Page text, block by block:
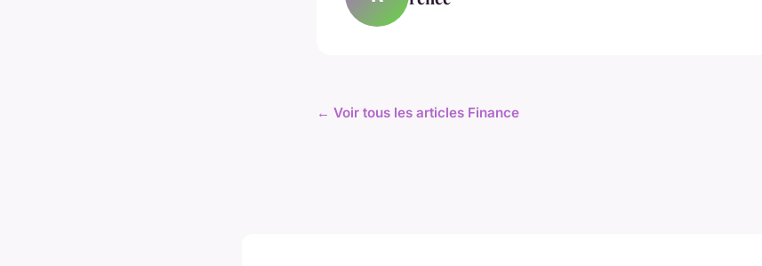
← Voir tous les articles Finance